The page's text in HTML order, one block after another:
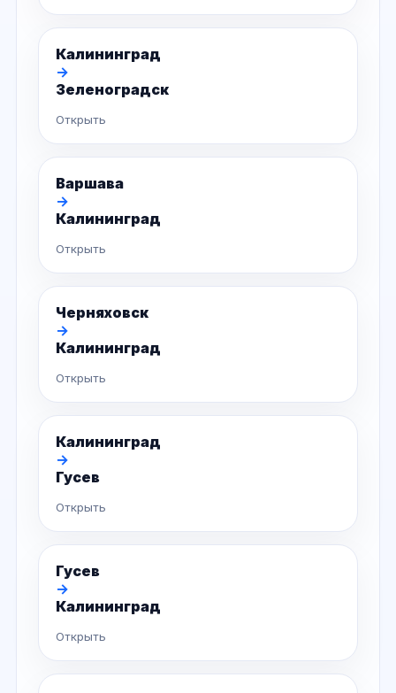
Калининград
→
Зеленоградск
Открыть
Варшава
→
Калининград
Открыть
Черняховск
→
Калининград
Открыть
Калининград
→
Гусев
Открыть
Гусев
→
Калининград
Открыть